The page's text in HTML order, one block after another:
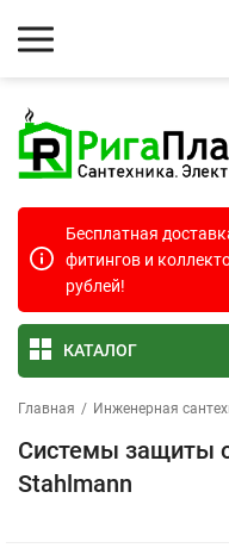
Бесплатная
фитингов и
рублей!
КАТАЛОГ
Главная / Инженерная
Системы защиты
Stahlmann